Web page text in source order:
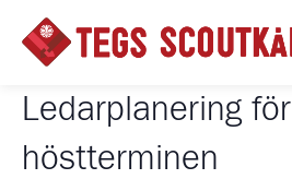
Ledarplanering för
höstterminen